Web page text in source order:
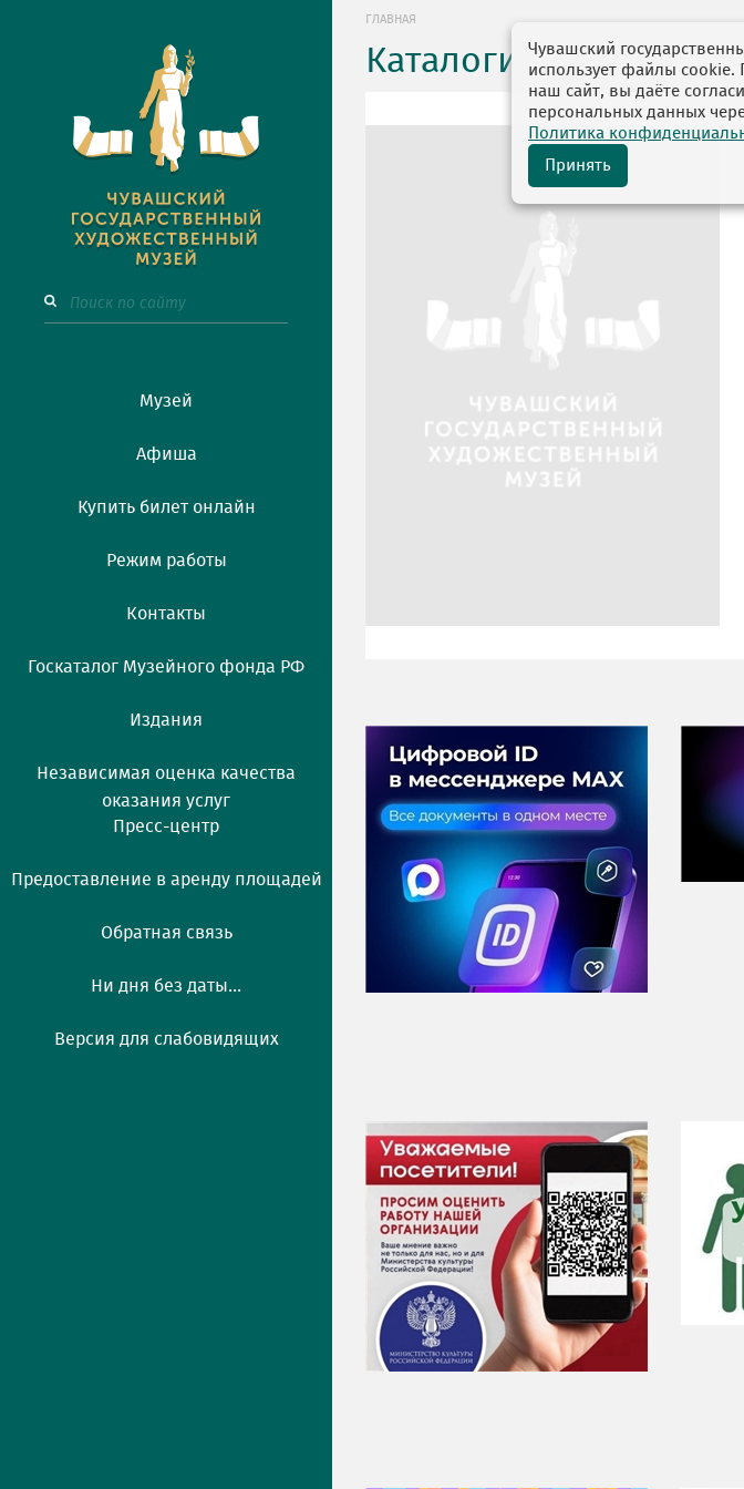
Музей
Афиша
Купить билет онлайн
Режим работы
Контакты
Госкаталог Музейного фонда РФ
Издания
Независимая оценка качества
оказания услуг
Пресс-центр
Предоставление в аренду площадей
Обратная связь
Ни дня без даты...
Версия для слабовидящих
ГЛАВНАЯ
Каталоги выставок
Чувашский
использует файлы cookie.
наш сайт, вы даёте
персональных данных
Политика
Принять